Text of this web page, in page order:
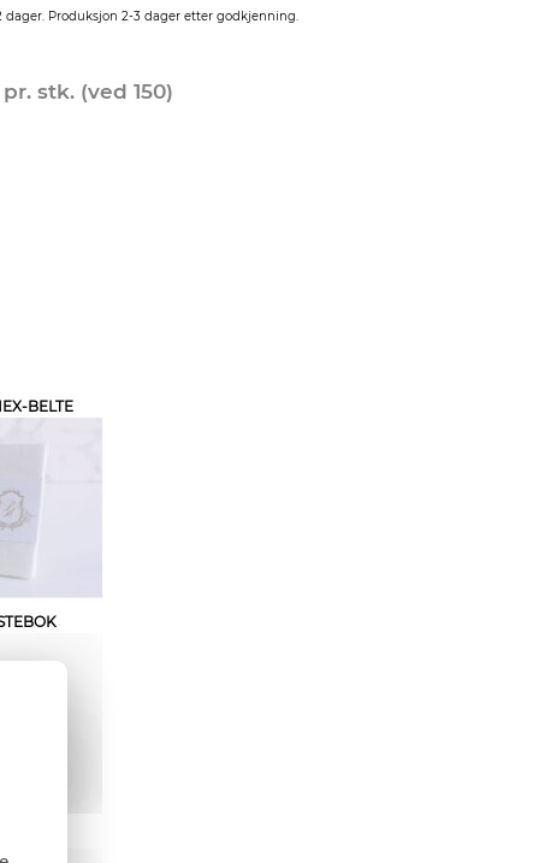
dager. Produksjon 2-3 dager etter godkjenning.
pr. stk. (ved 150)
BELTE